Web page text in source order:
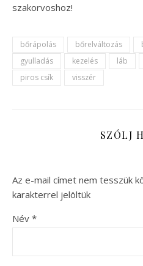
szakorvoshoz!
bőrápolás bőrelváltozás
gyulladás
kezelés láb
piros csík
visszér
SZÓLJ
Az e-mail címet nem tesszük
karakterrel jelöltük
Név *